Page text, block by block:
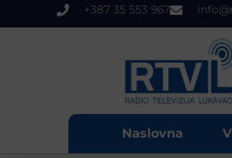
+387 35 553 967
Naslovna